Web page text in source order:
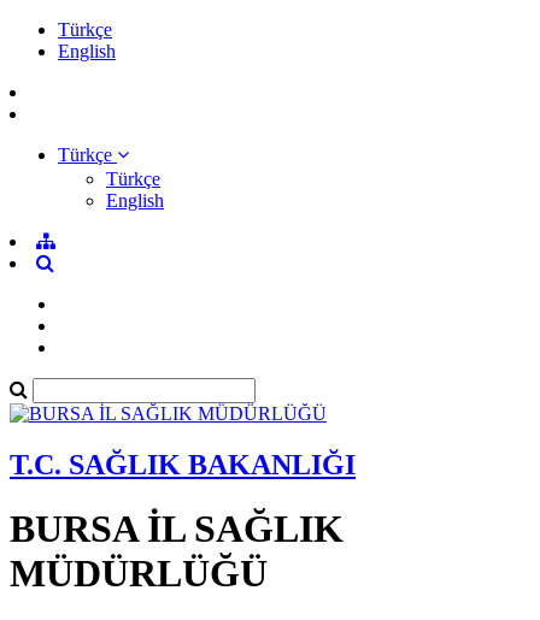
Türkçe
English
Türkçe
Türkçe
English
T.C. SAĞLIK BAKANLIĞI
BURSA İL SAĞLIK
MÜDÜRLÜĞÜ